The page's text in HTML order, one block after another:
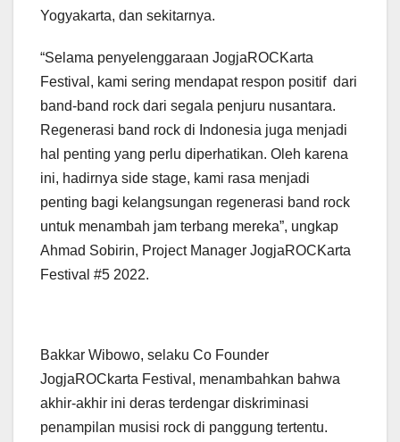
Yogyakarta, dan sekitarnya.
“Selama penyelenggaraan JogjaROCKarta
Festival, kami sering mendapat respon positif dari
band-band rock dari segala penjuru nusantara.
Regenerasi band rock di Indonesia juga menjadi
hal penting yang perlu diperhatikan. Oleh karena
ini, hadirnya side stage, kami rasa menjadi
penting bagi kelangsungan regenerasi band rock
untuk menambah jam terbang mereka”, ungkap
Ahmad Sobirin, Project Manager JogjaROCKarta
Festival #5 2022.
Bakkar Wibowo, selaku Co Founder
JogjaROCkarta Festival, menambahkan bahwa
akhir-akhir ini deras terdengar diskriminasi
penampilan musisi rock di panggung tertentu.